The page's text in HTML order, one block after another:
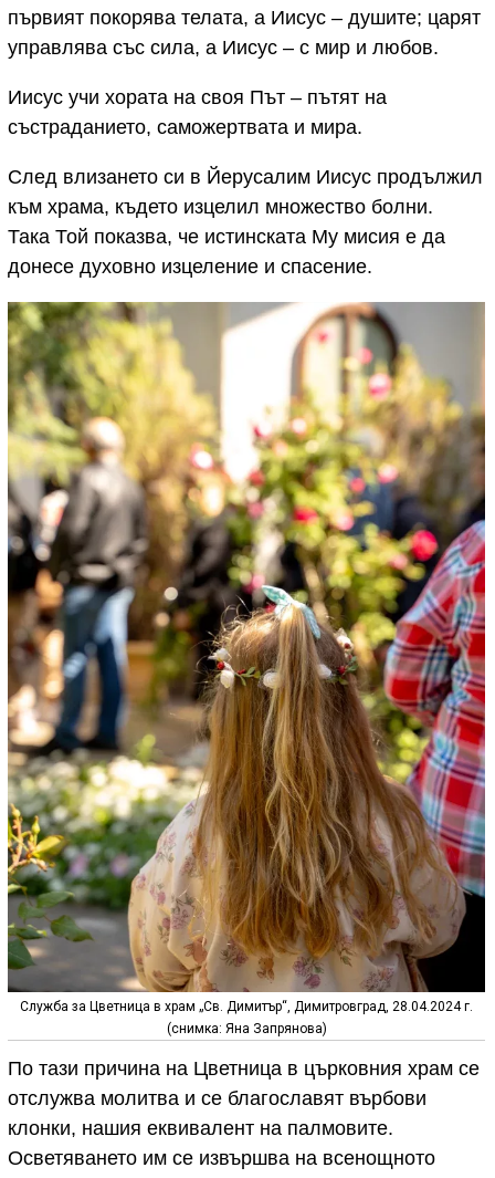
първият покорява телата, а Иисус – душите; царят
управлява със сила, а Иисус – с мир и любов.
Иисус учи хората на своя Път – пътят на
състраданието, саможертвата и мира.
След влизането си в Йерусалим Иисус продължил
към храма, където изцелил множество болни.
Така Той показва, че истинската Му мисия е да
донесе духовно изцеление и спасение.
Служба за Цветница в храм „Св. Димитър“, Димитровград, 28.04.2024 г.
(снимка: Яна Запрянова)
По тази причина на Цветница в църковния храм се
отслужва молитва и се благославят върбови
клонки, нашия еквивалент на палмовите.
Осветяването им се извършва на всенощното